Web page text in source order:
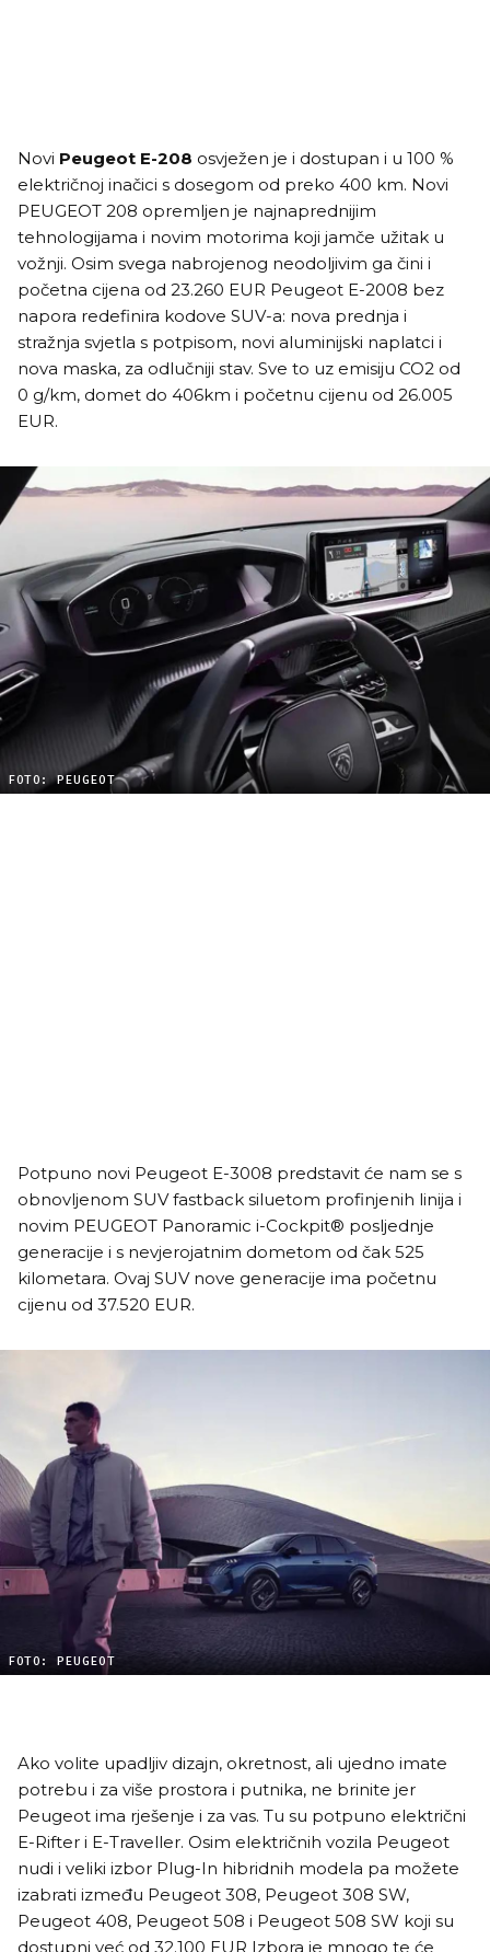
Novi Peugeot E-208 osvježen je i dostupan i u 100 %
električnoj inačici s dosegom od preko 400 km. Novi
PEUGEOT 208 opremljen je najnaprednijim
tehnologijama i novim motorima koji jamče užitak u
vožnji. Osim svega nabrojenog neodoljivim ga čini i
početna cijena od 23.260 EUR Peugeot E-2008 bez
napora redefinira kodove SUV-a: nova prednja i
stražnja svjetla s potpisom, novi aluminijski naplatci i
nova maska, za odlučniji stav. Sve to uz emisiju CO2 od
0 g/km, domet do 406km i početnu cijenu od 26.005
EUR.
FOTO: PEUGEOT
Potpuno novi Peugeot E-3008 predstavit će nam se s
obnovljenom SUV fastback siluetom profinjenih linija i
novim PEUGEOT Panoramic i-Cockpit® posljednje
generacije i s nevjerojatnim dometom od čak 525
kilometara. Ovaj SUV nove generacije ima početnu
cijenu od 37.520 EUR.
FOTO: PEUGEOT
Ako volite upadljiv dizajn, okretnost, ali ujedno imate
potrebu i za više prostora i putnika, ne brinite jer
Peugeot ima rješenje i za vas. Tu su potpuno električni
E-Rifter i E-Traveller. Osim električnih vozila Peugeot
nudi i veliki izbor Plug-In hibridnih modela pa možete
izabrati između Peugeot 308, Peugeot 308 SW,
Peugeot 408, Peugeot 508 i Peugeot 508 SW koji su
dostupni već od 32.100 EUR Izbora je mnogo te će